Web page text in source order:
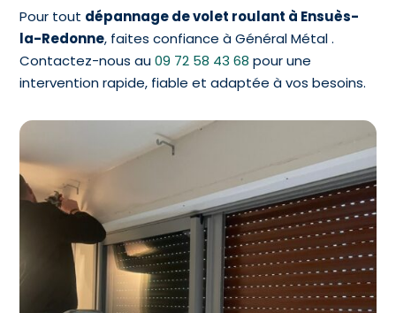
Pour tout dépannage de volet roulant à Ensuès-
la-Redonne, faites confiance à Général Métal .
Contactez-nous au09 72 58 43 68 pour une
intervention rapide, fiable et adaptée à vos besoins.